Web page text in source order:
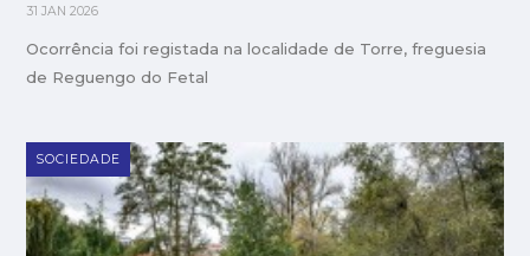
31 JAN 2026
Ocorrência foi registada na localidade de Torre, freguesia
de Reguengo do Fetal
SOCIEDADE